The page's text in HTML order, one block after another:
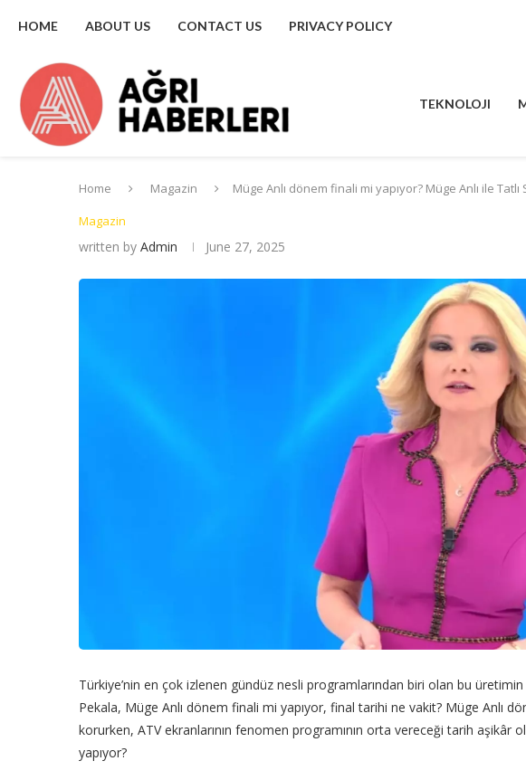
HOME ABOUT US CONTACT US PRIVACY POLICY
TEKNOLOJI
Home Magazin
Müge Anlı dönem finali mi yapıyor? Müge Anlı ile
Magazin
written by Admin June 27, 2025
Türkiye’nin en çok izlenen gündüz nesli programlarından biri olan bu üretimin
Pekala, Müge Anlı dönem finali mi yapıyor, final tarihi ne vakit? Müge Anlı
korurken, ATV ekranlarının fenomen programının orta vereceği tarih aşikâr
yapıyor?